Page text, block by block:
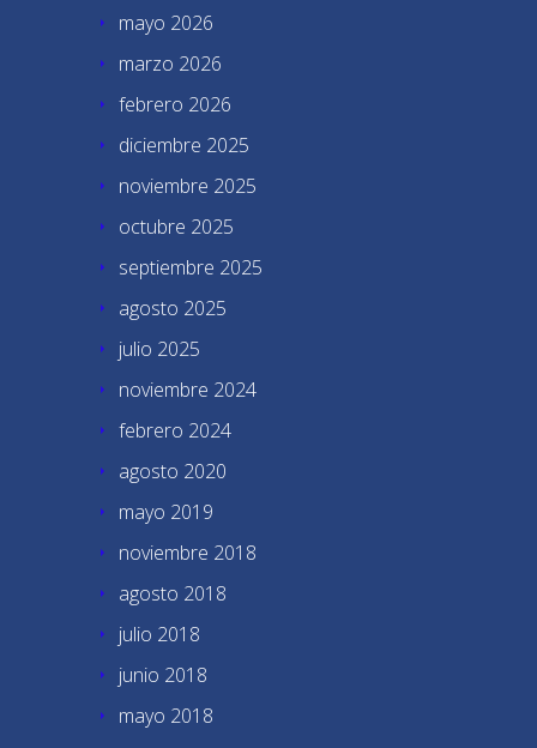
mayo 2026
marzo 2026
febrero 2026
diciembre 2025
noviembre 2025
octubre 2025
septiembre 2025
agosto 2025
julio 2025
noviembre 2024
febrero 2024
agosto 2020
mayo 2019
noviembre 2018
agosto 2018
julio 2018
junio 2018
mayo 2018